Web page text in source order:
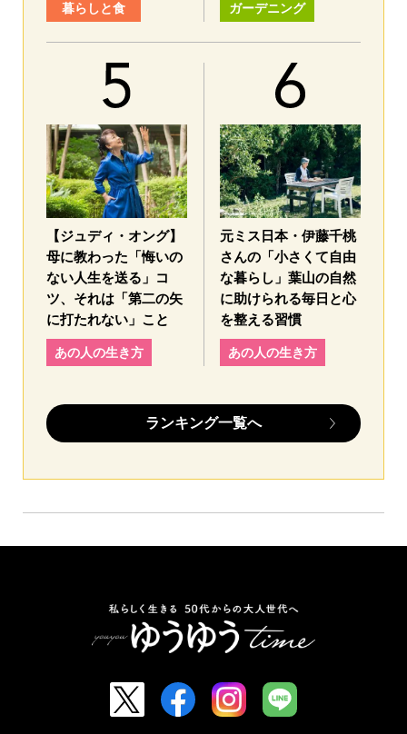
暮らしと食 ガーデニング
【ジュディ・オング】
母に教わった「悔いの
ない人生を送る」コ
ツ、それは「第二の矢
に打たれない」こと
あの人の生き方
元ミス日本・伊藤千桃
さんの「小さくて自由
な暮らし」葉山の自然
に助けられる毎日と心
を整える習慣
あの人の生き方
ランキング一覧へ